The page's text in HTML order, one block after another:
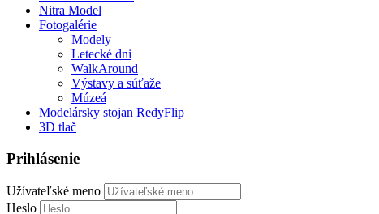
Nitra Model
Fotogalérie
Modely
Letecké dni
WalkAround
Výstavy a súťaže
Múzeá
Modelársky stojan RedyFlip
3D tlač
Prihlásenie
Užívateľské meno
Heslo